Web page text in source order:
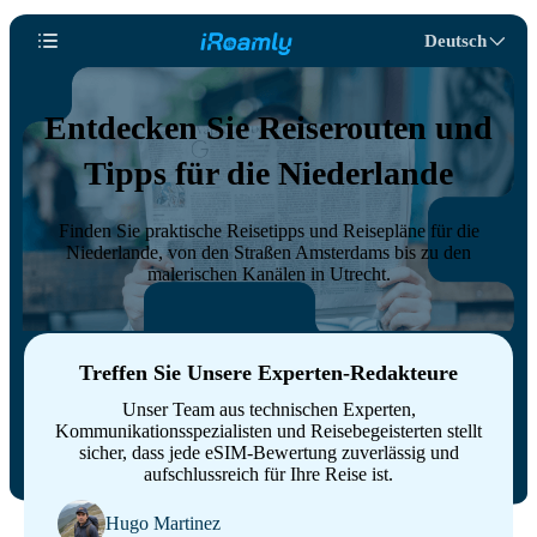
Deutsch
Entdecken Sie Reiserouten und
Tipps für die Niederlande
Finden Sie praktische Reisetipps und Reisepläne für die
Niederlande, von den Straßen Amsterdams bis zu den
malerischen Kanälen in Utrecht.
Treffen Sie Unsere Experten-Redakteure
Unser Team aus technischen Experten,
Kommunikationsspezialisten und Reisebegeisterten stellt
sicher, dass jede eSIM-Bewertung zuverlässig und
aufschlussreich für Ihre Reise ist.
Hugo Martinez